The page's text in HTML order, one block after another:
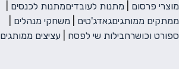
מוצרי פרסום מתנות לעובדיםמתנות לכנסים
ממתקים ממותגיםגאדג'טים משחקי מנהלים
ספורט וכושרחבילות שי לפסח עציצים ממותגים